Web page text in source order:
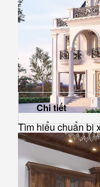
Tìm hiểu chuẩn bị
Chi tiết